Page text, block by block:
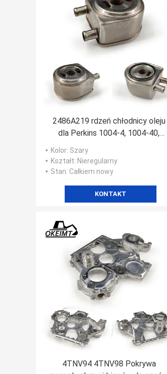
2486A219 rdzeń chłodnicy oleju
dla Perkins 1004-4, 1004-40,
1004-40T, 1004-42, 1004-4T,
1006-6
Kolor: Szary
Kształt: Nieregularny
Stan: Całkiem nowy
KONTAKT
4TNV94 4TNV98 Pokrywa